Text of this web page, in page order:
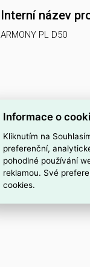
Interní název
ARMONY PL D50
Informace o
Kliknutím na
preferenční,
pohodlné používání
reklamou. Své
cookies.